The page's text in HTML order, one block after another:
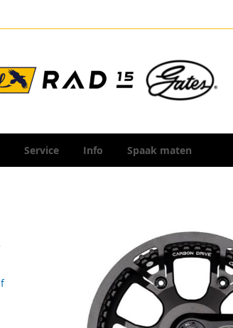
Service Info Spaak maten
afbeeldingen-
gallerij